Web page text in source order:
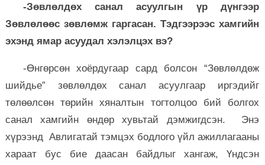
-Зөвлөлдөх санал асуулгын үр дүнгээр
Зөвлөлөөс зөвлөмж гаргасан. Тэдгээрээс хамгийн
эхэнд ямар асуудал хэлэлцэх вэ?
-Өнгөрсөн хоёрдугаар сард болсон “Зөвлөлдөж
шийдье” зөвлөлдөх санал асуулгаар иргэдийг
төлөөлсөн төрийн хяналтын тогтолцоо бий болгох
санал хамгийн өндөр хувьтай дэмжигдсэн. Энэ
хүрээнд Авлигатай тэмцэх бодлого үйл ажиллагааны
хараат бус бие даасан байдлыг хангаж, Үндсэн